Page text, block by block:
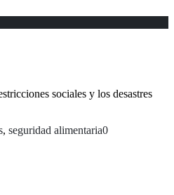
sociales y los desastres
, seguridad alimentaria0